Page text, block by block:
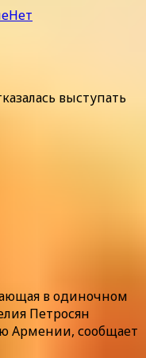
Нет
выступать
в одиночном
Петросян
Армении, сообщает